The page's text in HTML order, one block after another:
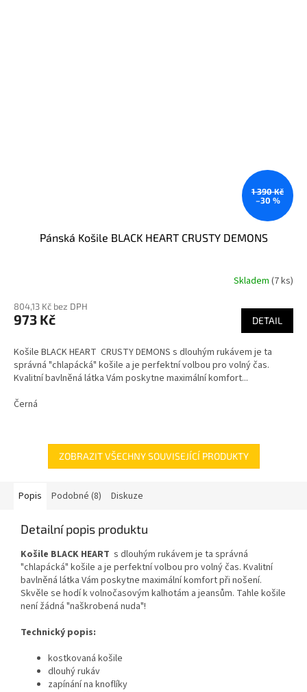
1 390 Kč
–30 %
Pánská Košile BLACK HEART CRUSTY DEMONS
Skladem (7 ks)
804,13 Kč bez DPH
973 Kč DETAIL
Košile BLACK HEART CRUSTY DEMONS s dlouhým rukávem je ta
správná "chlapácká" košile a je perfektní volbou pro volný čas.
Kvalitní bavlněná látka Vám poskytne maximální komfort...
Černá
ZOBRAZIT VŠECHNY SOUVISEJÍCÍ PRODUKTY
Popis Podobné (8) Diskuze
Detailní popis produktu
Košile BLACK HEART s dlouhým rukávem je ta správná
"chlapácká" košile a je perfektní volbou pro volný čas. Kvalitní
bavlněná látka Vám poskytne maximální komfort při nošení.
Skvěle se hodí k volnočasovým kalhotám a jeansům. Tahle košile
není žádná "naškrobená nuda"!
Technický popis:
kostkovaná košile
dlouhý rukáv
zapínání na knoflíky